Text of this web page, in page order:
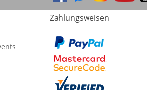
Zahlungsweisen